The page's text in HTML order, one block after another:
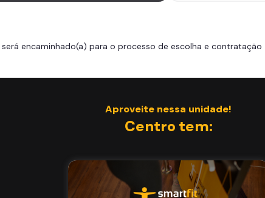
será encaminhado(a) para o processo de escolha e contratação
Aproveite nessa unidade!
Centro tem: